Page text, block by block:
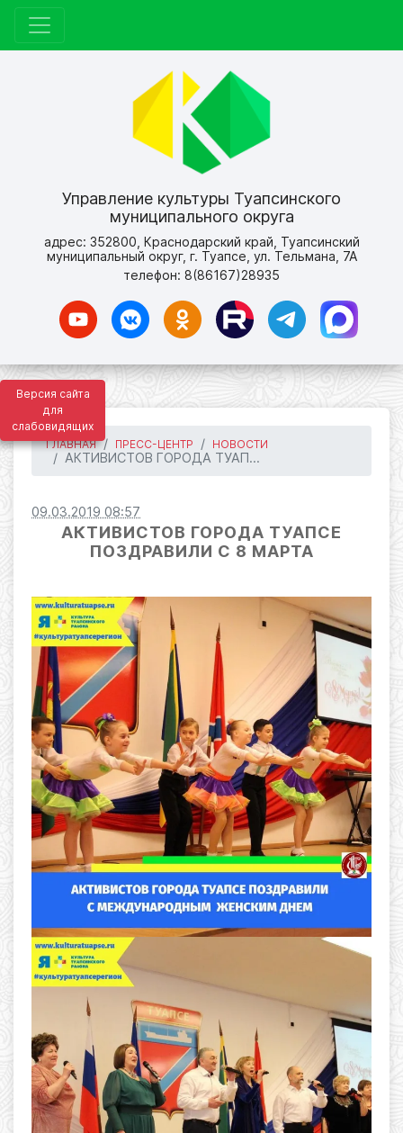
Версия сайта
для
слабовидящих
Управление культуры Туапсинского
муниципального округа
адрес: 352800, Краснодарский край, Туапсинский
муниципальный округ, г. Туапсе, ул. Тельмана, 7А
телефон: 8(86167)28935
ГЛАВНАЯ ПРЕСС-ЦЕНТР НОВОСТИ
АКТИВИСТОВ ГОРОДА ТУАП...
09.03.2019 08:57
АКТИВИСТОВ ГОРОДА ТУАПСЕ
ПОЗДРАВИЛИ С 8 МАРТА